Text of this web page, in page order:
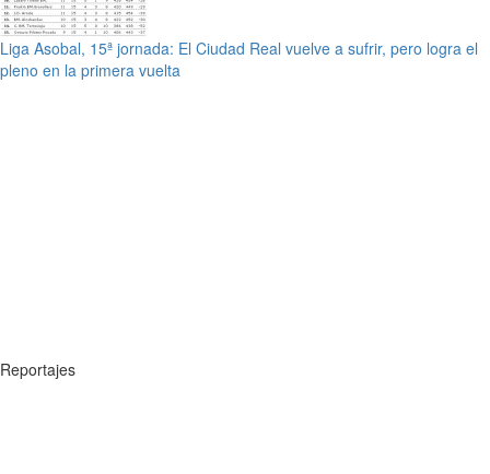
Liga Asobal, 15ª jornada: El Ciudad Real vuelve a sufrir, pero logra el
pleno en la primera vuelta
Reportajes